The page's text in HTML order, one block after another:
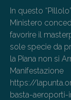
In questo
Ministero
favorire il
sole specie da
la Piana non si
Manifestazione
https://
basta-